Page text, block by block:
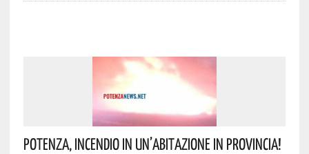
Potenza, Incendio In Un’abitazione In Provincia!